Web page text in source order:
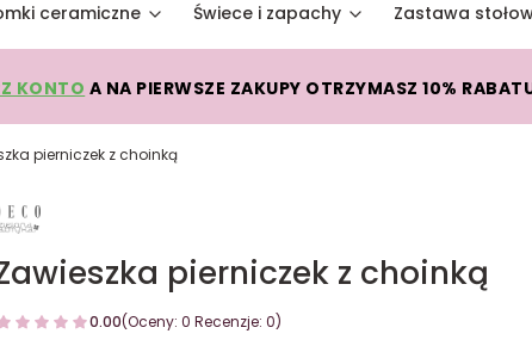
ceramiczne Świece i zapachy Zastawa
KONTO A NA PIERWSZE ZAKUPY OTRZYMASZ 10%
pierniczek z choinką
pierniczek z choinką
0.00(Oceny: 0 Recenzje: 0)